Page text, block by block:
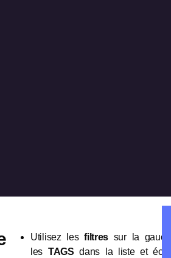
Utilisez lesfiltres sur la
les TAGS dans la liste et